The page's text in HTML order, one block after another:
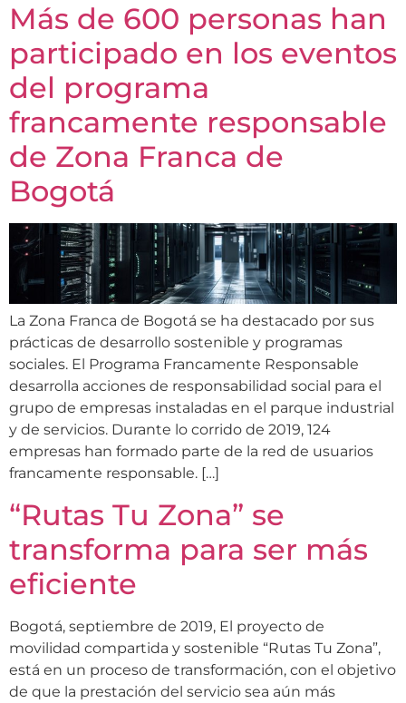
Más de 600 personas han
participado en los eventos
del programa
francamente responsable
de Zona Franca de
Bogotá
La Zona Franca de Bogotá se ha destacado por sus
prácticas de desarrollo sostenible y programas
sociales. El Programa Francamente Responsable
desarrolla acciones de responsabilidad social para el
grupo de empresas instaladas en el parque industrial
y de servicios. Durante lo corrido de 2019, 124
empresas han formado parte de la red de usuarios
francamente responsable. […]
“Rutas Tu Zona” se
transforma para ser más
eficiente
Bogotá, septiembre de 2019, El proyecto de
movilidad compartida y sostenible “Rutas Tu Zona”,
está en un proceso de transformación, con el objetivo
de que la prestación del servicio sea aún más